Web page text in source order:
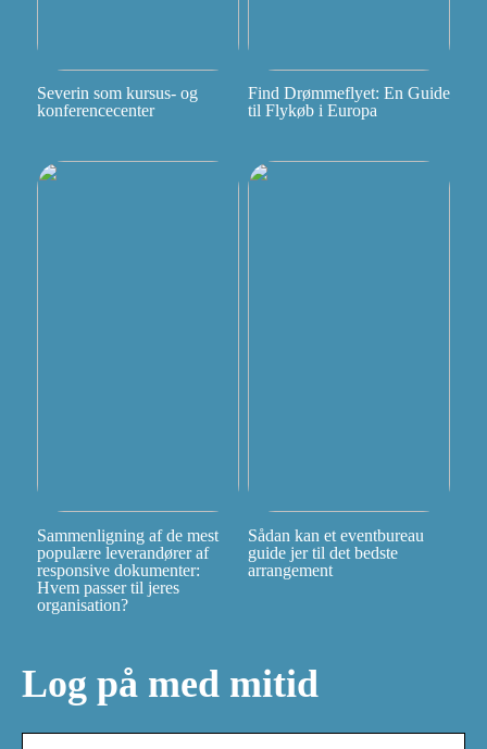
Severin som kursus- og
konferencecenter
Find Drømmeflyet: En Guide
til Flykøb i Europa
Sammenligning af de mest
populære leverandører af
responsive dokumenter:
Hvem passer til jeres
organisation?
Sådan kan et eventbureau
guide jer til det bedste
arrangement
Log på med mitid